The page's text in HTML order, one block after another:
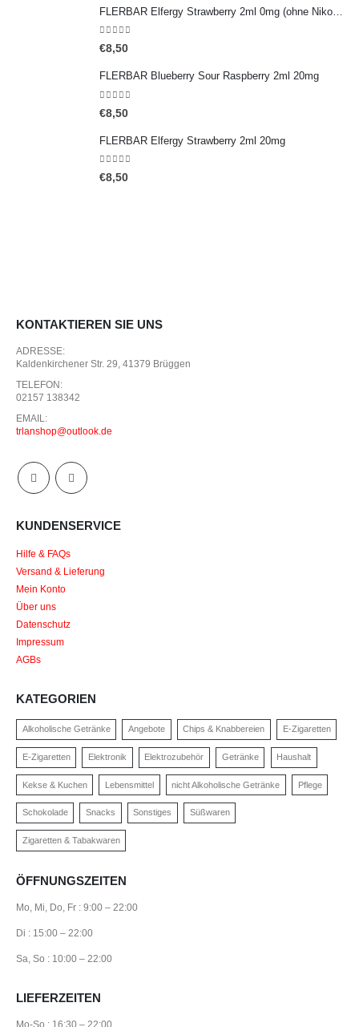
0out of 5
€8,50
FLERBAR Blueberry Sour Raspberry 2ml 20mg
0out of 5
€8,50
FLERBAR Elfergy Strawberry 2ml 20mg
0out of 5
€8,50
KONTAKTIEREN SIE UNS
ADRESSE:
Kaldenkirchener Str. 29, 41379 Brüggen
TELEFON:
02157 138342
EMAIL:
trlanshop@outlook.de
KUNDENSERVICE
Hilfe & FAQs
Versand & Lieferung
Mein Konto
Über uns
Datenschutz
Impressum
AGBs
KATEGORIEN
Alkoholische Getränke Angebote Chips & Knabbereien E-Zigaretten
E-Zigaretten Elektronik Elektrozubehör Getränke Haushalt
Kekse & Kuchen Lebensmittel nicht Alkoholische Getränke Pflege
Schokolade Snacks Sonstiges Süßwaren
Zigaretten & Tabakwaren
ÖFFNUNGSZEITEN
Mo, Mi, Do, Fr : 9:00 – 22:00
Di : 15:00 – 22:00
Sa, So : 10:00 – 22:00
LIEFERZEITEN
Mo-So : 16:30 – 22:00